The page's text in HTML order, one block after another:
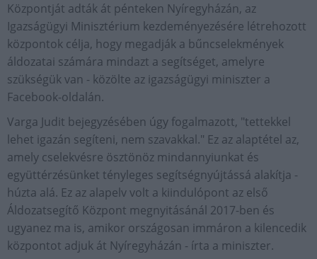
Központját adták át pénteken Nyíregyházán, az
Igazságügyi Minisztérium kezdeményezésére létrehozott
központok célja, hogy megadják a bűncselekmények
áldozatai számára mindazt a segítséget, amelyre
szükségük van - közölte az igazságügyi miniszter a
Facebook-oldalán.
Varga Judit bejegyzésében úgy fogalmazott, "tettekkel
lehet igazán segíteni, nem szavakkal." Ez az alaptétel az,
amely cselekvésre ösztönöz mindannyiunkat és
együttérzésünket tényleges segítségnyújtássá alakítja -
húzta alá. Ez az alapelv volt a kiindulópont az első
Áldozatsegítő Központ megnyitásánál 2017-ben és
ugyanez ma is, amikor országosan immáron a kilencedik
központot adjuk át Nyíregyházán - írta a miniszter.